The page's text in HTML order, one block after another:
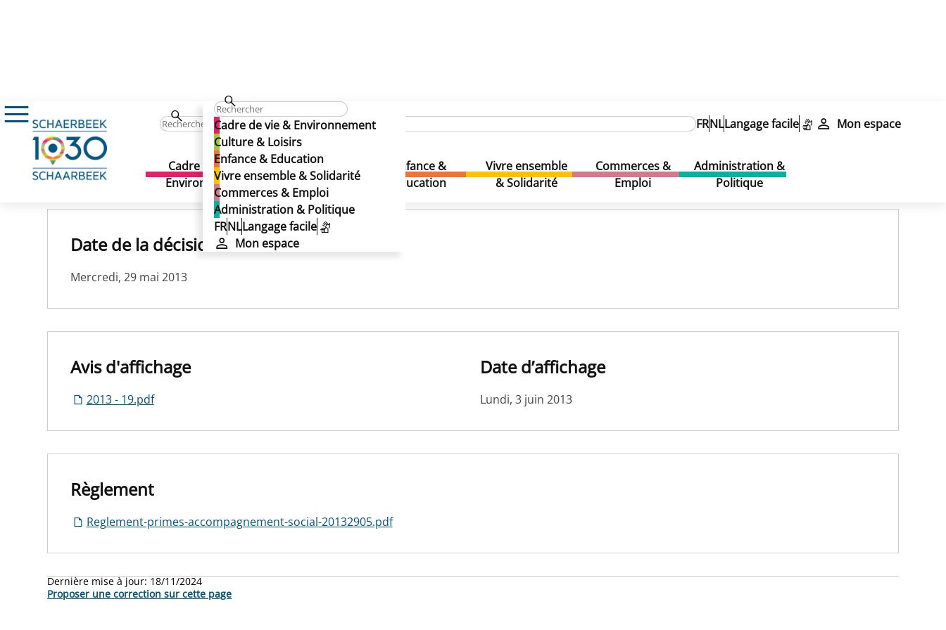
Cadre de vie & Environnement
Culture & Loisirs
Enfance & Education
Vivre ensemble & Solidarité
Commerces & Emploi
Administration & Politique
FRNLLangage facile
Mon espace
FRNLLangage facile Mon espace
Cadre de vie &
Environnement
Culture & Loisirs
Enfance &
Education
Vivre ensemble
& Solidarité
Commerces &
Emploi
Administration &
Politique
Règlement sur les primes d’accompagnement social
Règlement sur les primes d’accompagnement social
Règlement sur les primes d’accompagnement social
Publié le 18/11/2024
Date de la décision :
Mercredi, 29 mai 2013
Avis d'affichage
2013 - 19.pdf
Date d’affichage
Lundi, 3 juin 2013
Règlement
Reglement-primes-accompagnement-social-20132905.pdf
Dernière mise à jour: 18/11/2024
Proposer une correction sur cette page